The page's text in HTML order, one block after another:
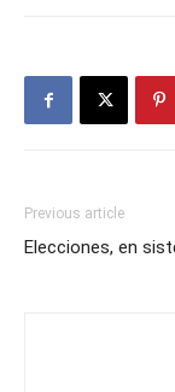
Previous article
Elecciones, en